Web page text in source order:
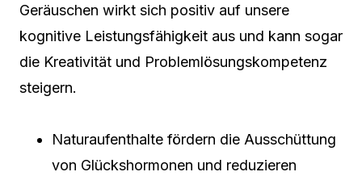
Geräuschen wirkt sich positiv auf unsere
kognitive Leistungsfähigkeit aus und kann sogar
die Kreativität und Problemlösungskompetenz
steigern.
Naturaufenthalte fördern die Ausschüttung
von Glückshormonen und reduzieren